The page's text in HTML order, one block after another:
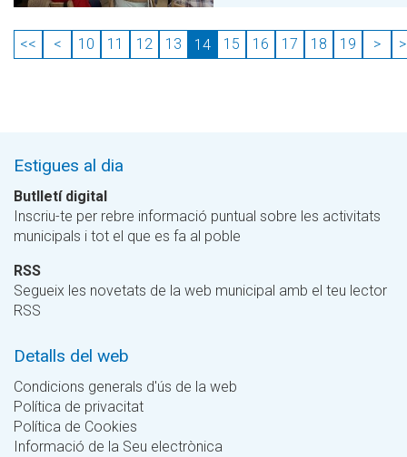
<< < 10 11 12 13 14 15 16 17 18 19 >
Estigues al dia
Butlletí digital
Inscriu-te per rebre informació puntual sobre les activitats
municipals i tot el que es fa al poble
RSS
Segueix les novetats de la web municipal amb el teu lector
RSS
Detalls del web
Condicions generals d'ús de la web
Política de privacitat
Política de Cookies
Informació de la Seu electrònica